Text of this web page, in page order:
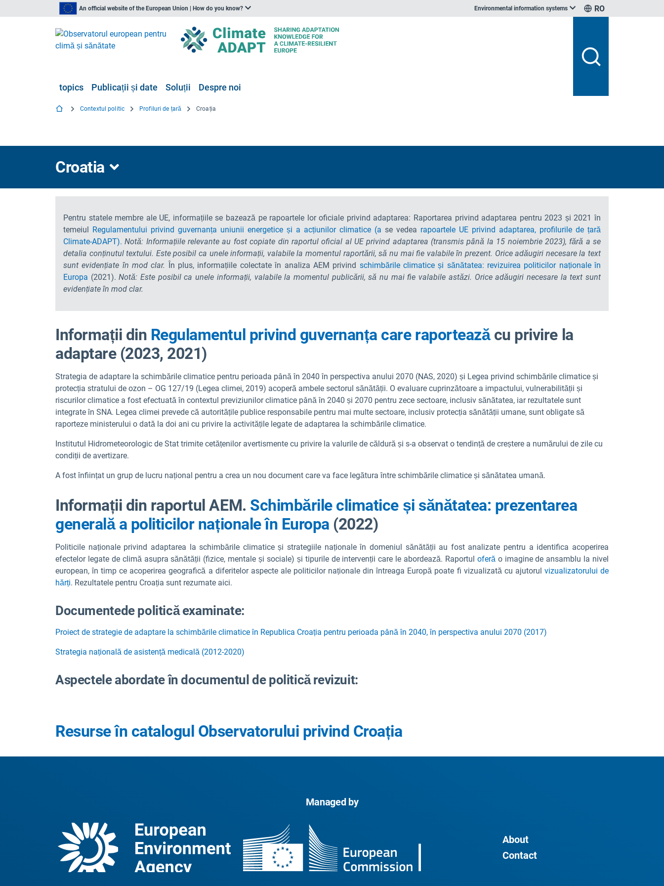
An official website of the European Union | How do you know? Environmental information systems RO
topics Publicații și date Soluții Despre noi
Contextul politic Profiluri de țară Croația
Croatia
Pentru statele membre ale UE, informațiile se bazează pe rapoartele lor oficiale privind adaptarea: Raportarea privind adaptarea pentru 2023 și 2021 în
temeiul Regulamentului privind guvernanța uniunii energetice și a acțiunilor climatice (a se vedea rapoartele UE privind adaptarea, profilurile de țară
Climate-ADAPT). Notă: Informațiile relevante au fost copiate din raportul oficial al UE privind adaptarea (transmis până la 15 noiembrie 2023), fără a se
detalia conținutul textului. Este posibil ca unele informații, valabile la momentul raportării, să nu mai fie valabile în prezent. Orice adăugiri necesare la text
sunt evidențiate în mod clar. În plus, informațiile colectate în analiza AEM privind schimbările climatice și sănătatea: revizuirea politicilor naționale în
Europa (2021).Notă: Este posibil ca unele informații, valabile la momentul publicării, să nu mai fie valabile astăzi. Orice adăugiri necesare la text sunt
evidențiate în mod clar.
Informații din Regulamentul privind guvernanța care raporteazăcu privire la
adaptare (2023, 2021)
Strategia de adaptare la schimbările climatice pentru perioada până în 2040 în perspectiva anului 2070 (NAS, 2020) și Legea privind schimbările climatice și
protecția stratului de ozon – OG 127/19 (Legea climei, 2019) acoperă ambele sectorul sănătății. O evaluare cuprinzătoare a impactului, vulnerabilității și
riscurilor climatice a fost efectuată în contextul previziunilor climatice până în 2040 și 2070 pentru zece sectoare, inclusiv sănătatea, iar rezultatele sunt
integrate în SNA. Legea climei prevede că autoritățile publice responsabile pentru mai multe sectoare, inclusiv protecția sănătății umane, sunt obligate să
raporteze ministerului o dată la doi ani cu privire la activitățile legate de adaptarea la schimbările climatice.
Institutul Hidrometeorologic de Stat trimite cetățenilor avertismente cu privire la valurile de căldură și s-a observat o tendință de creștere a numărului de zile cu
condiții de avertizare.
A fost înființat un grup de lucru național pentru a crea un nou document care va face legătura între schimbările climatice și sănătatea umană.
Informații din raportul AEM. Schimbările climatice și sănătatea: prezentarea
generală a politicilor naționale în Europa (2022)
Politicile naționale privind adaptarea la schimbările climatice și strategiile naționale în domeniul sănătății au fost analizate pentru a identifica acoperirea
efectelor legate de climă asupra sănătății (fizice, mentale și sociale) și tipurile de intervenții care le abordează. Raportul oferă o imagine de ansamblu la nivel
european, în timp ce acoperirea geografică a diferitelor aspecte ale politicilor naționale din întreaga Europă poate fi vizualizată cu ajutorul vizualizatorului de
hărți. Rezultatele pentru Croația sunt rezumate aici.
Documentede politică examinate:
Proiect de strategie de adaptare la schimbările climatice în Republica Croația pentru perioada până în 2040, în perspectiva anului 2070 (2017)
Strategia națională de asistență medicală (2012-2020)
Aspectele abordate în documentul de politică revizuit:
Resurse în catalogul Observatorului privind Croația
Managed by
About
Contact